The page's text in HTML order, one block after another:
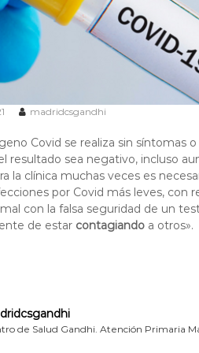
M
a
d
r
madridcsgandhi
Covid se realiza sin
resultado sea negativo, incluso
la clínica muchas veces es
por Covid más leves, con
con la falsa seguridad de un
de estar contagiando a otros».
de Salud Gandhi. Atención Primaria